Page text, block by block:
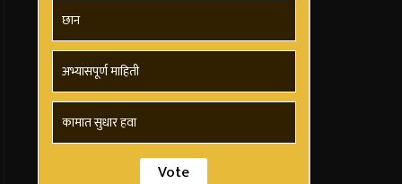
छान
अभ्यासपूर्ण माहिती
कामात सुधार हवा